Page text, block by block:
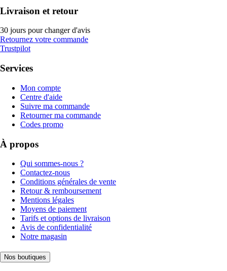
Livraison et retour
30 jours pour changer d'avis
Retournez votre commande
Trustpilot
Services
Mon compte
Centre d'aide
Suivre ma commande
Retourner ma commande
Codes promo
À propos
Qui sommes-nous ?
Contactez-nous
Conditions générales de vente
Retour & remboursement
Mentions légales
Moyens de paiement
Tarifs et options de livraison
Avis de confidentialité
Notre magasin
Nos boutiques